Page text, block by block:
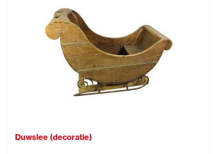
Duwslee (decoratie)